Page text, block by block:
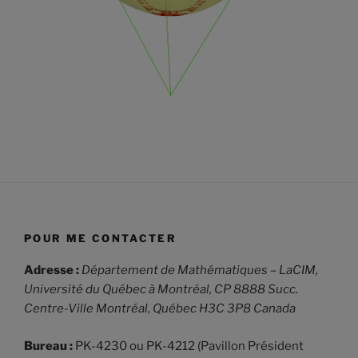
POUR ME CONTACTER
Adresse : Département de Mathématiques – LaCIM,
Université du Québec à Montréal, CP 8888 Succ.
Centre-Ville Montréal, Québec H3C 3P8 Canada
Bureau : PK-4230 ou PK-4212 (Pavillon Président